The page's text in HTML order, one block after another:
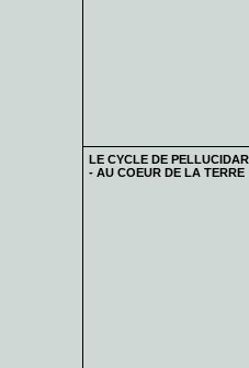
LE CYCLE DE
- AU COEUR DE LA TERRE